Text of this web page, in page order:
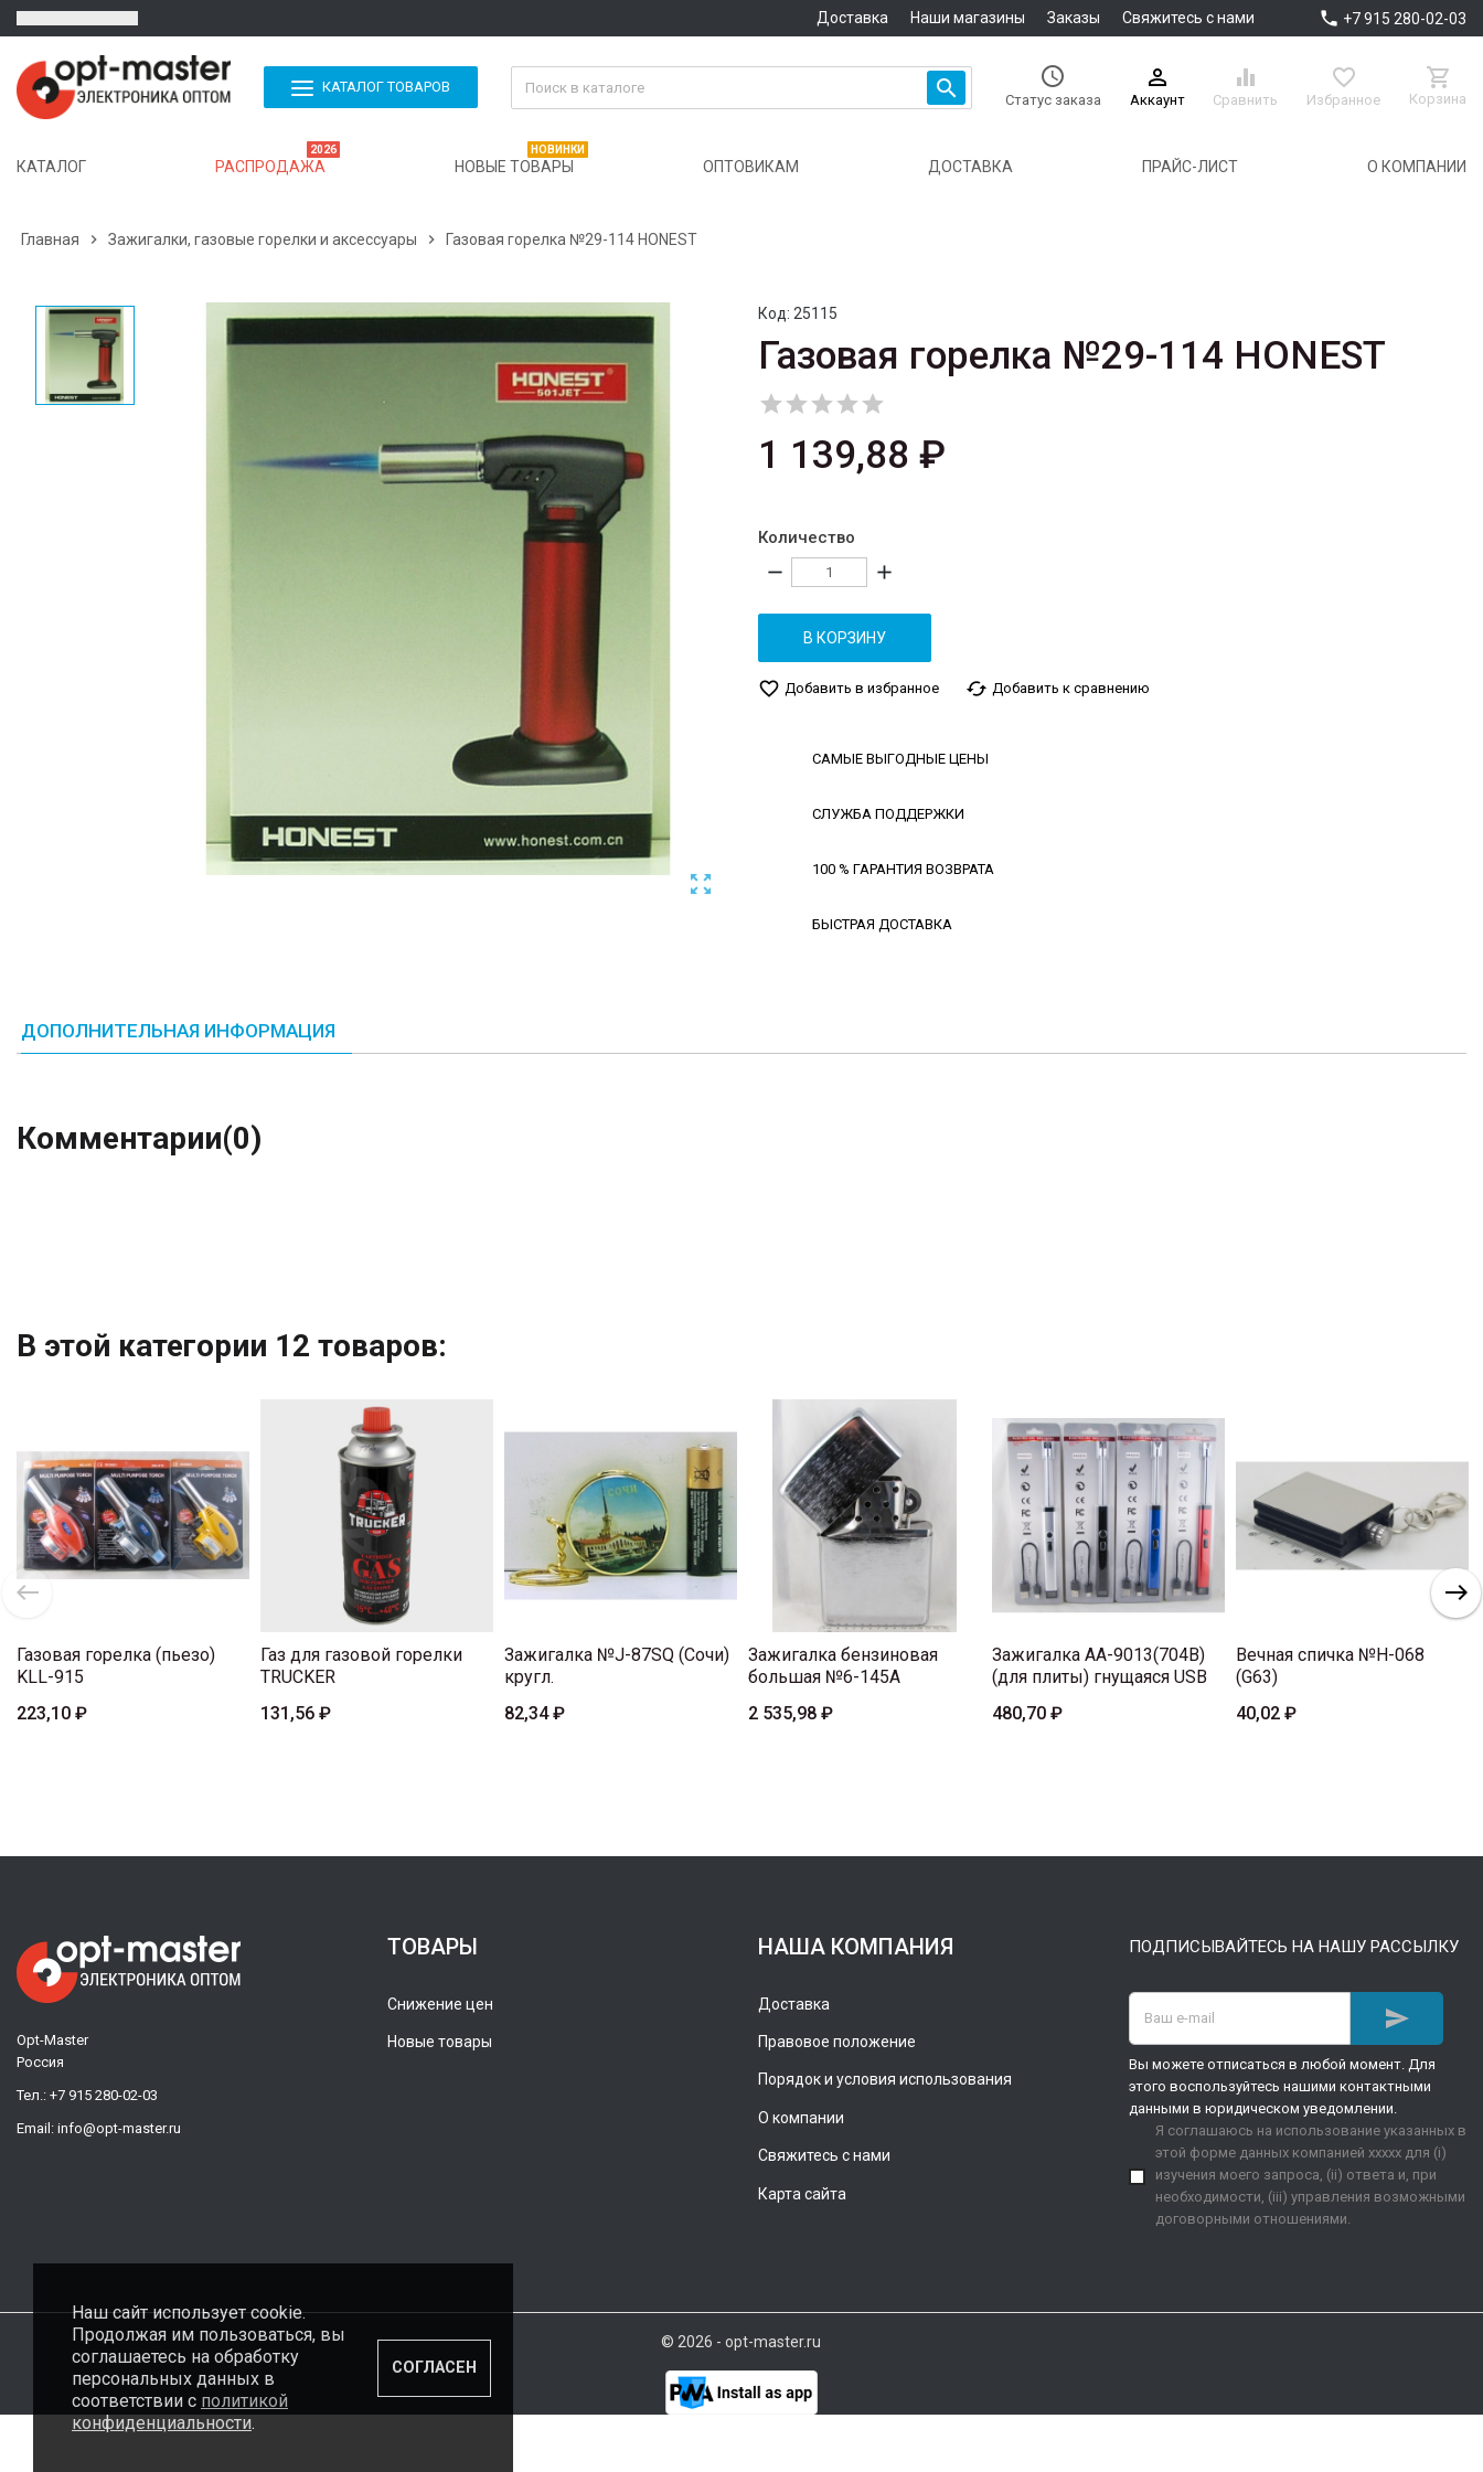
Доставка Наши магазины Заказы Свяжитесь с нами  +7 915 280-02-03
КАТАЛОГ ТОВАРОВ  
Статус заказа

Аккаунт

Сравнить

Избранное

Корзина
КАТАЛОГ РАСПРОДАЖА
2026
НОВЫЕ ТОВАРЫ
НОВИНКИ
ОПТОВИКАМ ДОСТАВКА ПРАЙС-ЛИСТ О КОМПАНИИ
Главная  Зажигалки, газовые горелки и аксессуары  Газовая горелка №29-114 HONEST

Код: 25115
Газовая горелка №29-114 HONEST

1 139,88 ₽
Количество
remove add
В КОРЗИНУ
favorite_border Добавить в избранное cached Добавить к сравнению
САМЫЕ ВЫГОДНЫЕ ЦЕНЫ
СЛУЖБА ПОДДЕРЖКИ
100 % ГАРАНТИЯ ВОЗВРАТА
БЫСТРАЯ ДОСТАВКА
ДОПОЛНИТЕЛЬНАЯ ИНФОРМАЦИЯ
Комментарии(0)
В этой категории 12 товаров:
Газовая горелка (пьезо)
KLL-915
223,10 ₽
Газ для газовой горелки
TRUCKER
131,56 ₽
Зажигалка №J-87SQ (Сочи)
кругл.
82,34 ₽
Зажигалка бензиновая
большая №6-145A
2 535,98 ₽
Зажигалка AA-9013(704B)
(для плиты) гнущаяся USB
480,70 ₽
Вечная спичка №H-068
(G63)
40,02 ₽
Opt-Master
Россия
Тел.: +7 915 280-02-03
Email: info@opt-master.ru
ТОВАРЫ
Снижение цен
Новые товары
НАША КОМПАНИЯ
Доставка
Правовое положение
Порядок и условия использования
О компании
Свяжитесь с нами
Карта сайта
ПОДПИСЫВАЙТЕСЬ НА НАШУ РАССЫЛКУ

Вы можете отписаться в любой момент. Для
этого воспользуйтесь нашими контактными
данными в юридическом уведомлении.
Я соглашаюсь на использование указанных в
этой форме данных компанией xxxxx для (i)
изучения моего запроса, (ii) ответа и, при
необходимости, (iii) управления возможными
договорными отношениями.
© 2026 - opt-master.ru
Наш сайт использует cookie.
Продолжая им пользоваться, вы
соглашаетесь на обработку
персональных данных в
соответствии с политикой
конфиденциальности.
СОГЛАСЕН